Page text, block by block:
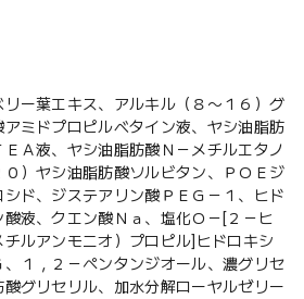
ー葉エキス、アルキル（８〜１６）グ
ミドプロピルベタイン液、ヤシ油脂肪
Ａ液、ヤシ油脂肪酸Ｎ－メチルエタノ
）ヤシ油脂肪酸ソルビタン、ＰＯＥジ
ド、ジステアリン酸ＰＥＧ－１、ヒド
液、クエン酸Ｎａ、塩化Ｏ－[２－ヒ
ルアンモニオ）プロピル]ヒドロキシ
１，２－ペンタンジオール、濃グリセ
グリセリル、加水分解ローヤルゼリー